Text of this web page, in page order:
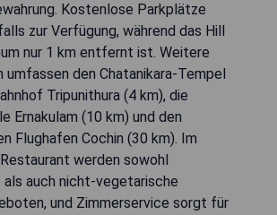
Kostenlose Parkplätze
zur Verfügung, während das Hill
nur 1 km entfernt ist. Weitere
umfassen den Chatanikara-Tempel
Tripunithura (4 km), die
Ernakulam (10 km) und den
Flughafen Cochin (30 km). Im
werden sowohl
auch nicht-vegetarische
und Zimmerservice sorgt für